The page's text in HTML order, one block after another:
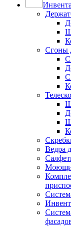
Сгоны
Ведра